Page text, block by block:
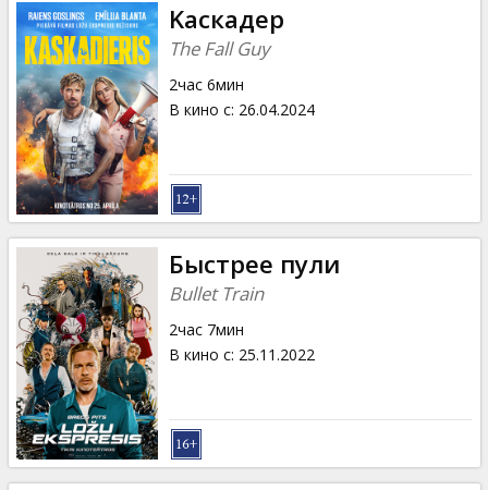
Подарки
Кинозакуски
B2B
Клуб
Kаскадер
The Fall Guy
2час 6мин
В кино с: 26.04.2024
Быстрее пули
Bullet Train
2час 7мин
В кино с: 25.11.2022